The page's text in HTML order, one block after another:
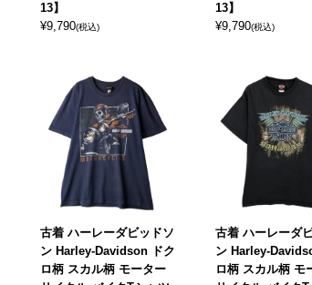
13】
¥9,790(税込)
13】
¥9,790(税込)
古着 ハーレーダビッドソ
ン Harley-Davidson ドク
ロ柄 スカル柄 モーター
古着 ハーレーダ
ン Harley-
ロ柄 スカル柄 モ